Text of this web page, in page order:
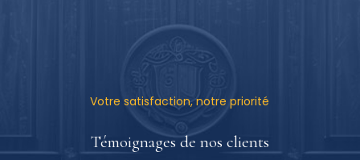
Votre satisfaction, notre priorité
Témoignages de nos clients